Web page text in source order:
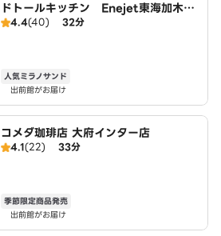
ドトールキッチン Enejet東海加木屋
店4.4(40) 32分
人気ミラノサンド
出前館がお届け
コメダ珈琲店 大府インター店
4.1(22) 33分
季節限定商品発売
出前館がお届け